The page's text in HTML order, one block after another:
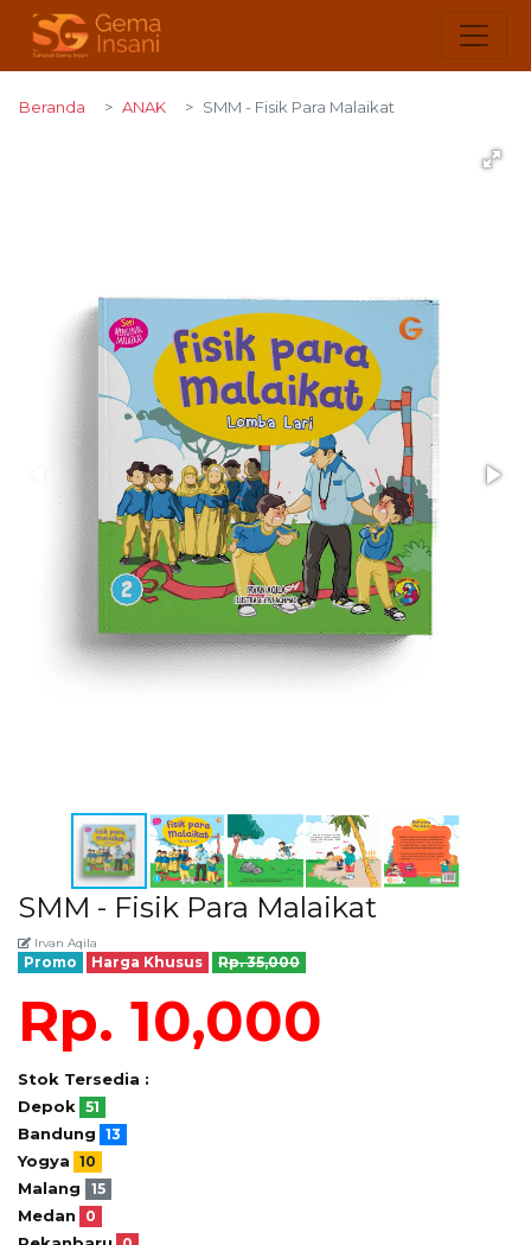
Beranda ANAK SMM - Fisik Para Malaikat
SMM - Fisik Para Malaikat
Irvan Aqila
Promo Harga Khusus Rp. 35,000
Rp. 10,000
Stok Tersedia :
Depok 51
Bandung 13
Yogya 10
Malang 15
Medan 0